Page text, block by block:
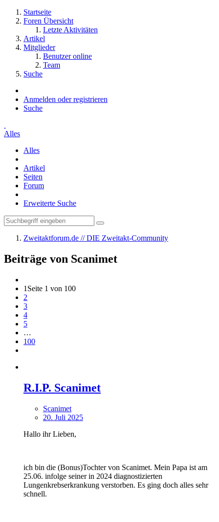
Startseite
Foren Übersicht
Letzte Aktivitäten
Artikel
Mitglieder
Benutzer online
Team
Suche
Anmelden oder registrieren
Suche
Alles
Alles
Artikel
Seiten
Forum
Erweiterte Suche
Zweitaktforum.de // DIE Zweitakt-Community
Beiträge von Scanimet
1 Seite 1 von 100
2
3
4
5
…
100
R.I.P. Scanimet
Scanimet
20. Juli 2025
Hallo ihr Lieben,
ich bin die (Bonus)Tochter von Scanimet. Mein Papa ist am
25.06. infolge seiner in 2024 diagnostizierten
Lungenkrebserkrankung verstorben. Es ging doch alles sehr
schnell.